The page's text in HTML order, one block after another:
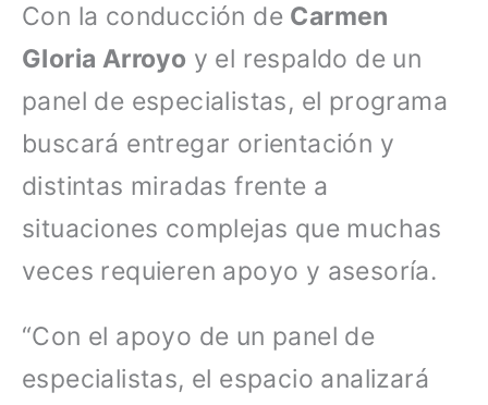
Con la conducción de Carmen
Gloria Arroyo y el respaldo de un
panel de especialistas, el programa
buscará entregar orientación y
distintas miradas frente a
situaciones complejas que muchas
veces requieren apoyo y asesoría.
“Con el apoyo de un panel de
especialistas, el espacio analizará